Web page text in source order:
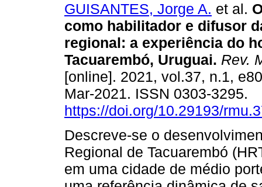
GUISANTES, Jorge A. et al.
como habilitador e difusor
regional: a experiência do
Tacuarembó, Uruguai. Rev.
[online]. 2021, vol.37, n.1,
Mar-2021. ISSN 0303-3295.
https://doi.org/10.29193/
Descreve-se o
Regional de Tacuarembó
em uma cidade de médio